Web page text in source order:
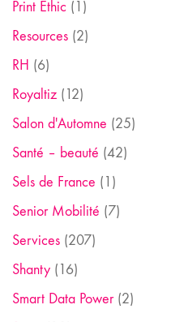
Print Ethic (1)
Resources (2)
RH (6)
Royaltiz (12)
Salon d'Automne (25)
Santé – beauté (42)
Sels de France (1)
Senior Mobilité (7)
Services (207)
Shanty (16)
Smart Data Power(2)